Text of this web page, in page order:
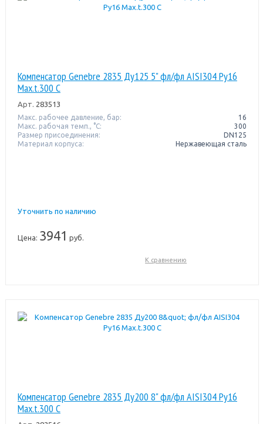
Компенсатор Genebre 2835 Ду125 5" фл/фл AISI304 Pу16
Max.t.300 C
Арт. 283513
Макс. рабочее давление, бар:
16
Макс. рабочая темп., °С:
300
Размер присоединения:
DN125
Материал корпуса:
Нержавеющая сталь
Уточнить по наличию
Цена: 3941 руб.
К сравнению
Компенсатор Genebre 2835 Ду200 8" фл/фл AISI304 Pу16
Max.t.300 C